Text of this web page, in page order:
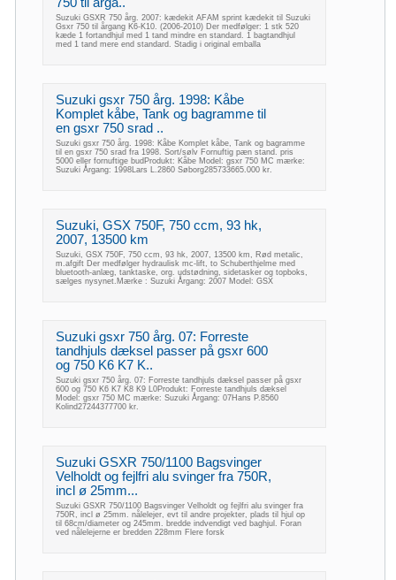
Suzuki GSXR 750 årg. 2007: kædekit AFAM sprint kædekit til Suzuki
Gsxr 750 til årgang K6-K10. (2006-2010) Der medfølger: 1 stk 520
kæde 1 fortandhjul med 1 tand mindre en standard. 1 bagtandhjul
med 1 tand mere end standard. Stadig i original emballa
Suzuki gsxr 750 årg. 1998: Kåbe
Komplet kåbe, Tank og bagramme til
en gsxr 750 srad ..
Suzuki gsxr 750 årg. 1998: Kåbe Komplet kåbe, Tank og bagramme
til en gsxr 750 srad fra 1998. Sort/sølv Fornuftig pæn stand. pris
5000 eller fornuftige budProdukt: Kåbe Model: gsxr 750 MC mærke:
Suzuki Årgang: 1998Lars L.2860 Søborg285733665.000 kr.
Suzuki, GSX 750F, 750 ccm, 93 hk,
2007, 13500 km
Suzuki, GSX 750F, 750 ccm, 93 hk, 2007, 13500 km, Rød metalic,
m.afgift Der medfølger hydraulisk mc-lift, to Schuberthjelme med
bluetooth-anlæg, tanktaske, org. udstødning, sidetasker og topboks,
sælges nysynet.Mærke : Suzuki Årgang: 2007 Model: GSX
Suzuki gsxr 750 årg. 07: Forreste
tandhjuls dæksel passer på gsxr 600
og 750 K6 K7 K..
Suzuki gsxr 750 årg. 07: Forreste tandhjuls dæksel passer på gsxr
600 og 750 K6 K7 K8 K9 L0Produkt: Forreste tandhjuls dæksel
Model: gsxr 750 MC mærke: Suzuki Årgang: 07Hans P.8560
Kolind27244377700 kr.
Suzuki GSXR 750/1100 Bagsvinger
Velholdt og fejlfri alu svinger fra 750R,
incl ø 25mm...
Suzuki GSXR 750/1100 Bagsvinger Velholdt og fejlfri alu svinger fra
750R, incl ø 25mm. nålelejer, evt til andre projekter, plads til hjul op
til 68cm/diameter og 245mm. bredde indvendigt ved baghjul. Foran
ved nålelejerne er bredden 228mm Flere forsk